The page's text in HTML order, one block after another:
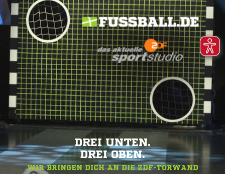
DREI UNTEN.
DREI OBEN.
WIR BRINGEN DICH AN DIE ZDF-TORWAND